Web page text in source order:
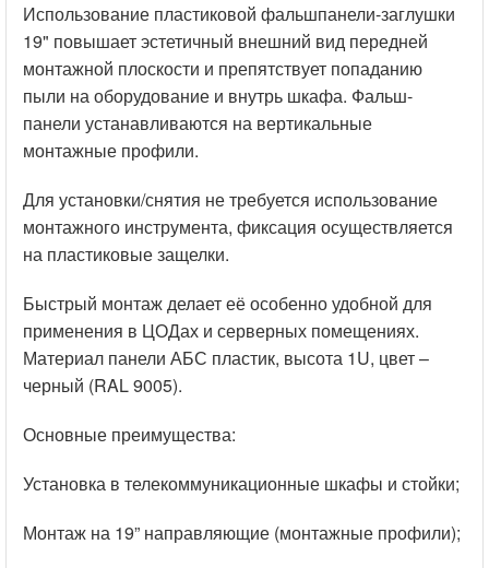
Использование пластиковой фальшпанели-заглушки
19" повышает эстетичный внешний вид передней
монтажной плоскости и препятствует попаданию
пыли на оборудование и внутрь шкафа. Фальш-
панели устанавливаются на вертикальные
монтажные профили.
Для установки/снятия не требуется использование
монтажного инструмента, фиксация осуществляется
на пластиковые защелки.
Быстрый монтаж делает её особенно удобной для
применения в ЦОДах и серверных помещениях.
Материал панели АБС пластик, высота 1U, цвет –
черный (RAL 9005).
Основные преимущества:
Установка в телекоммуникационные шкафы и стойки;
Монтаж на 19” направляющие (монтажные профили);
Общие характеристики
Тип крепления: на 19-дюймовые профили
Способ монтажа: на защелках без использования
инструмента, при необходимости возможно
Модель: FP-1U
Опт: по согласованию
Производство: Россия
Наличие: от 20 000 штук в месяц.
Основные преимущества:
Установка в телекоммуникационные шкафы и
Доставка в регионы осуществляетсяпо ценам
транспортной компании.
Оплата
Принимаем к оплате наличный и безналичный